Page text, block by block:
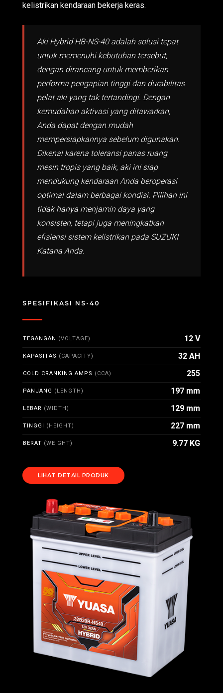
kelistrikan kendaraan bekerja keras.
Aki Hybrid HB-NS-40 adalah solusi tepat
untuk memenuhi kebutuhan tersebut,
dengan dirancang untuk memberikan
performa pengapian tinggi dan durabilitas
pelat aki yang tak tertandingi. Dengan
kemudahan aktivasi yang ditawarkan,
Anda dapat dengan mudah
mempersiapkannya sebelum digunakan.
Dikenal karena toleransi panas ruang
mesin tropis yang baik, aki ini siap
mendukung kendaraan Anda beroperasi
optimal dalam berbagai kondisi. Pilihan ini
tidak hanya menjamin daya yang
konsisten, tetapi juga meningkatkan
efisiensi sistem kelistrikan pada SUZUKI
Katana Anda.
SPESIFIKASI NS-40
TEGANGAN (VOLTAGE) 12 V
KAPASITAS (CAPACITY) 32 AH
COLD CRANKING AMPS (CCA) 255
PANJANG (LENGTH) 197 mm
LEBAR (WIDTH) 129 mm
TINGGI (HEIGHT) 227 mm
BERAT (WEIGHT) 9.77 KG
LIHAT DETAIL PRODUK